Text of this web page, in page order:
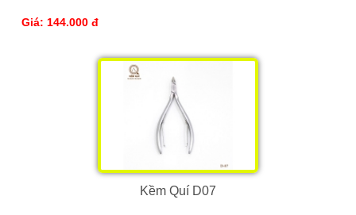
Giá: 144.000 đ
Kềm Quí D07